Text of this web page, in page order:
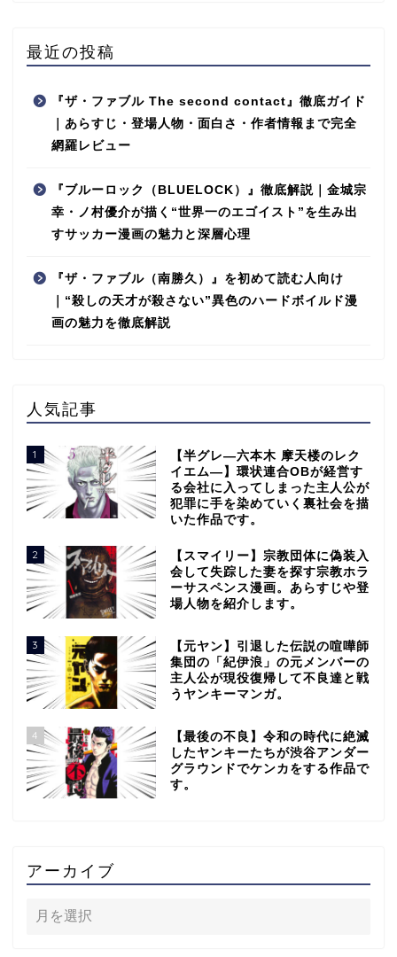
最近の投稿
『ザ・ファブル The second contact』徹底ガイド
｜あらすじ・登場人物・面白さ・作者情報まで完全
網羅レビュー
『ブルーロック（BLUELOCK）』徹底解説｜金城宗
幸・ノ村優介が描く“世界一のエゴイスト”を生み出
すサッカー漫画の魅力と深層心理
『ザ・ファブル（南勝久）』を初めて読む人向け
｜“殺しの天才が殺さない”異色のハードボイルド漫
画の魅力を徹底解説
人気記事
1
【半グレ―六本木 摩天楼のレク
イエム―】環状連合OBが経営す
る会社に入ってしまった主人公が
犯罪に手を染めていく裏社会を描
いた作品です。
2
【スマイリー】宗教団体に偽装入
会して失踪した妻を探す宗教ホラ
ーサスペンス漫画。あらすじや登
場人物を紹介します。
3
【元ヤン】引退した伝説の喧嘩師
集団の「紀伊浪」の元メンバーの
主人公が現役復帰して不良達と戦
うヤンキーマンガ。
4
【最後の不良】令和の時代に絶滅
したヤンキーたちが渋谷アンダー
グラウンドでケンカをする作品で
す。
アーカイブ